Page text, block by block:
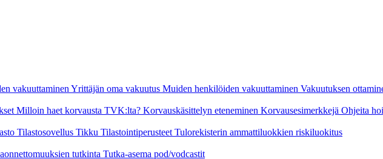
vakuuttaminen Yrittäjän oma vakuutus Muiden henkilöiden vakuuttaminen Vakuutuksen
Milloin haet korvausta TVK:lta? Korvauskäsittelyn eteneminen Korvausesimerkkejä Ohjeita
Tilastosovellus Tikku Tilastointiperusteet Tulorekisterin ammattiluokkien riskiluokitus
tutkinta Tutka-asema pod/vodcastit